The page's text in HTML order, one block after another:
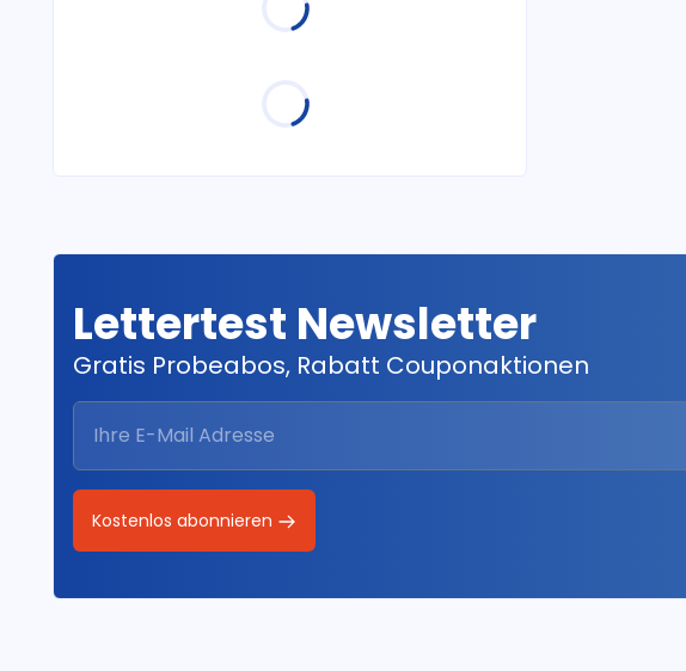
Lettertest Newsletter
Gratis Probeabos, Rabatt Couponaktionen
Kostenlos abonnieren